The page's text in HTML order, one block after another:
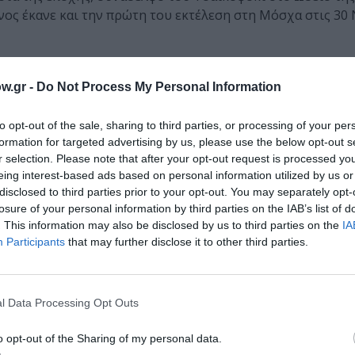
- Do Not Process My Personal Information
opt-out of the sale, sharing to third parties, or processing of your
for targeted advertising by us, please use the below opt-out
selection. Please note that after your opt-out request is processed
interest-based ads based on personal information utilized by us
to third parties prior to your opt-out. You may separately
of your personal information by third parties on the IAB’s list of
This information may also be disclosed by us to third parties on the
Participants that may further disclose it to other third parties.
Data Processing Opt Outs
opt-out of the Sharing of my personal data.
έκανε και την πρώτη του εκτέλεση στη Μόσχα στις
να γράφεται στην Σαντορίνη το 2008. Είναι
λ (Νέκυια) της Οδύσσειας του Ομήρου. Το λιμπρέτο
Ρούσσο.
και ολοκληρώθηκε το 2025 στην Αθήνα. Στο έργο
αλλά και η δικαίωση του Οδυσσέα από το ταξίδι
για την πατρίδα, την Ιθάκη, που οδήγησε τον
Κάτω Κόσμο παρουσιάζονται μέσα από σκληρές
ρυθμικά και μελωδικά περάσματα.
(1945)
– Παραλλαγές – Παντομίμα Ι – Pas de deux είναι
ΙΙΙ – Ροντό – Σατανικός χορός –